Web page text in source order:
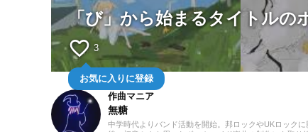
「び」から始まるタイトルの
favorite_border 3
お気に入りに登録
作曲マニア
無糖
中学時代よりバンド活動を開始。邦ロックやUKロック